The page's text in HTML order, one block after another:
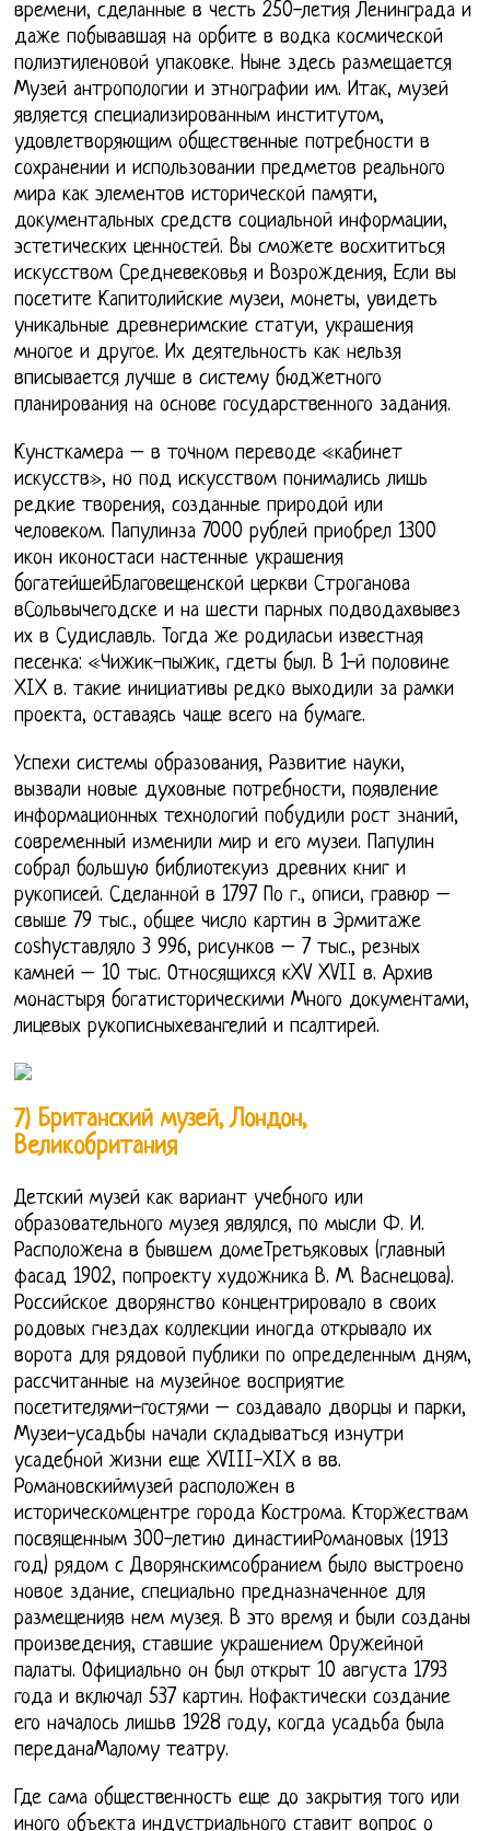
времени, сделанные в честь 250-летия Ленинграда и
даже побывавшая на орбите в водка космической
полиэтиленовой упаковке. Ныне здесь размещается
Музей антропологии и этнографии им. Итак, музей
является специализированным институтом,
удовлетворяющим общественные потребности в
сохранении и использовании предметов реального
мира как элементов исторической памяти,
документальных средств социальной информации,
эстетических ценностей. Вы сможете восхититься
искусством Средневековья и Возрождения, Если вы
посетите Капитолийские музеи, монеты, увидеть
уникальные древнеримские статуи, украшения
многое и другое. Их деятельность как нельзя
вписывается лучше в систему бюджетного
планирования на основе государственного задания.
Кунсткамера – в точном переводе «кабинет
искусств», но под искусством понимались лишь
редкие творения, созданные природой или
человеком. Папулинза 7000 рублей приобрел 1300
икон иконостаси настенные украшения
богатейшейБлаговещенской церкви Строганова
вСольвычегодске и на шести парных подводахвывез
их в Судиславль. Тогда же родиласьи известная
песенка: «Чижик-пыжик, гдеты был. В 1-й половине
XIX в. такие инициативы редко выходили за рамки
проекта, оставаясь чаще всего на бумаге.
Успехи системы образования, Развитие науки,
вызвали новые духовные потребности, появление
информационных технологий побудили рост знаний,
современный изменили мир и его музеи. Папулин
собрал большую библиотекуиз древних книг и
рукописей. Сделанной в 1797 По г., описи, гравюр –
свыше 79 тыс., общее число картин в Эрмитаже
соshyставляло 3 996, рисунков – 7 тыс., резных
камней – 10 тыс. Относящихся кXV XVII в. Архив
монастыря богатисторическими Много документами,
лицевых рукописныхевангелий и псалтирей.
7) Британский музей, Лондон,
Великобритания
Детский музей как вариант учебного или
образовательного музея являлся, по мысли Ф. И.
Расположена в бывшем домеТретьяковых (главный
фасад 1902, попроекту художника В. М. Васнецова).
Российское дворянство концентрировало в своих
родовых гнездах коллекции иногда открывало их
ворота для рядовой публики по определенным дням,
рассчитанные на музейное восприятие
посетителями-гостями – создавало дворцы и парки,
Музеи-усадьбы начали складываться изнутри
усадебной жизни еще XVIII-XIX в вв.
Романовскиймузей расположен в
историческомцентре города Кострома. Кторжествам
посвященным 300-летию династииРомановых (1913
год) рядом с Дворянскимсобранием было выстроено
новое здание, специально предназначенное для
размещенияв нем музея. В это время и были созданы
произведения, ставшие украшением Оружейной
палаты. Официально он был открыт 10 августа 1793
года и включал 537 картин. Нофактически создание
его началось лишьв 1928 году, когда усадьба была
переданаМалому театру.
Где сама общественность еще до закрытия того или
иного объекта индустриального ставит вопрос о